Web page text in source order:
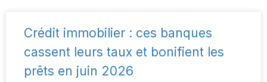
Crédit immobilier : ces banques
cassent leurs taux et bonifient les
prêts en juin 2026